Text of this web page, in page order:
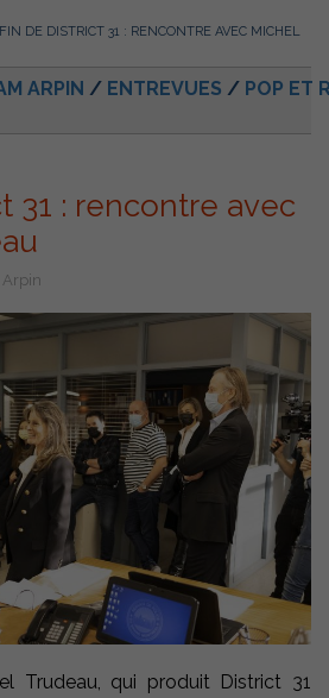
FIN DE DISTRICT 31 : RENCONTRE AVEC MICHEL
ARPIN / ENTREVUES / POP ET
31 : rencontre avec
Arpin
Trudeau, qui produit District 31